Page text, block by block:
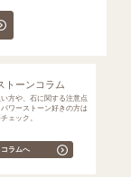
トーンコラム
方や、石に関する注意点
ワーストーン好きの方は
ェック。
コラムへ